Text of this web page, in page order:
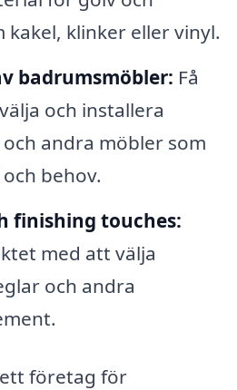
kakel, klinker eller vinyl.
badrumsmöbler: Få
och installera
andra möbler som
behov.
finishing touches:
med att välja
och andra
företag för